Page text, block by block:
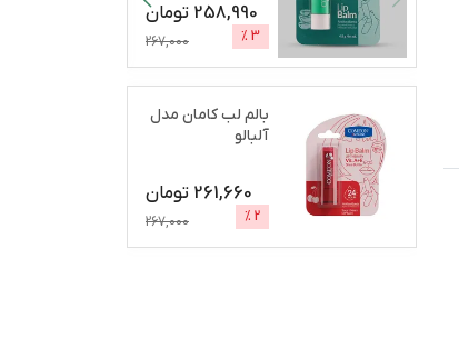
258,990 تومان
3
%
267,000
بالم لب کامان مدل
آلبالو
261,660 تومان
2
%
267,000